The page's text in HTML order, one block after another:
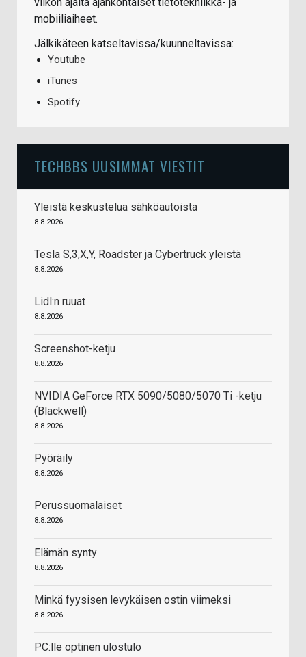
mobiiliaiheet.
Jälkikäteen katseltavissa/kuunneltavissa:
Youtube
iTunes
Spotify
TECHBBS UUSIMMAT VIESTIT
Yleistä keskustelua sähköautoista
8.8.2026
Tesla S,3,X,Y, Roadster ja Cybertruck yleistä
8.8.2026
Lidl:n ruuat
8.8.2026
Screenshot-ketju
8.8.2026
NVIDIA GeForce RTX 5090/5080/5070 Ti -ketju
(Blackwell)
8.8.2026
Pyöräily
8.8.2026
Perussuomalaiset
8.8.2026
Elämän synty
8.8.2026
Minkä fyysisen levykäisen ostin viimeksi
8.8.2026
PC:lle optinen ulostulo